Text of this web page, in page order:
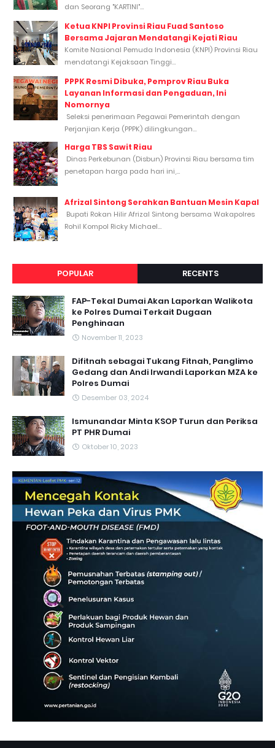
dan Seorang "KARTINI"...
Ketua KNPI Provinsi Riau Fuad Santoso
Bersama Jajaran Mendatangi Kejati Riau
Komite Nasional Pemuda Indonesia (KNPI) Provinsi Riau
mendatangi Kejaksaan Tinggi...
PPPK Resmi Dibuka, Pemprov Riau Buka
Layanan Informasi dan Pengaduan, Ini
Nomornya
Seleksi penerimaan Pegawai Pemerintah dengan
Perjanjian Kerja (PPPK) dilingkungan...
Harga TBS Sawit Riau
Dinas Perkebunan (Disbun) Provinsi Riau bersama tim
penetapan harga pada hari ini,...
Afrizal Sintong Serahkan Bantuan Mesin Kapal
Bupati Rokan Hilir Afrizal Sintong bersama Wakapolres
Rohil Kompol Ricky Michael...
POPULAR RECENTS
FAP-Tekal Dumai Akan Laporkan Walikota
ke Polres Dumai Terkait Dugaan
Penghinaan
November 11, 2023
Difitnah sebagai Tukang Fitnah, Panglimo
Gedang dan Andi Irwandi Laporkan MZA ke
Polres Dumai
Desember 03, 2024
Ismunandar Minta KSOP Turun dan Periksa
PT PHR Dumai
Oktober 10, 2023